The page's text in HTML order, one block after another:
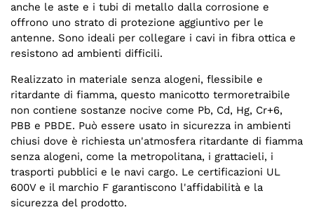
anche le aste e i tubi di metallo dalla corrosione e
offrono uno strato di protezione aggiuntivo per le
antenne. Sono ideali per collegare i cavi in fibra ottica e
resistono ad ambienti difficili.
Realizzato in materiale senza alogeni, flessibile e
ritardante di fiamma, questo manicotto termoretraibile
non contiene sostanze nocive come Pb, Cd, Hg, Cr+6,
PBB e PBDE. Può essere usato in sicurezza in ambienti
chiusi dove è richiesta un'atmosfera ritardante di fiamma
senza alogeni, come la metropolitana, i grattacieli, i
trasporti pubblici e le navi cargo. Le certificazioni UL
600V e il marchio F garantiscono l'affidabilità e la
sicurezza del prodotto.